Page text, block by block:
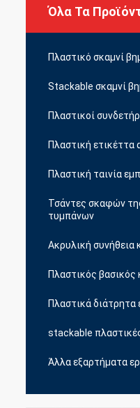
Όλα Τα
Πλαστικό σκαμνί
Stackable σκαμνί
Πλαστικοί
Πλαστική ετικέττα
Πλαστική ταινία
Τσάντες σκαφών
τυμπάνων
Ακρυλική συνήθεια
Πλαστικός βασικός
Πλαστικά διάτρητα
stackable
Άλλα εξαρτήματα